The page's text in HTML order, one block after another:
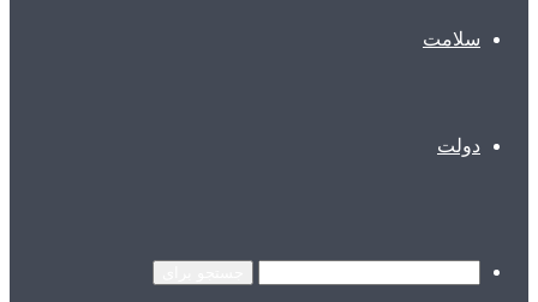
سلامت
دولت